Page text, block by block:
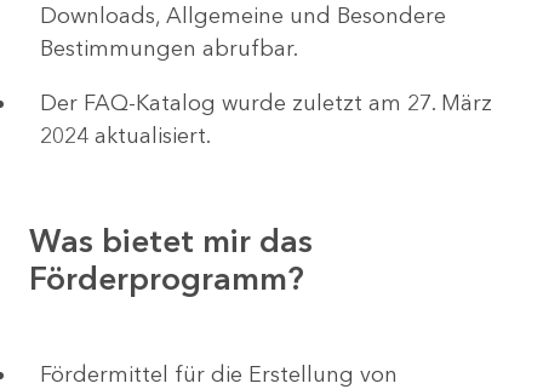
Downloads, Allgemeine und Besondere
Bestimmungen abrufbar.
Der FAQ-Katalog wurde zuletzt am 27. März
2024 aktualisiert.
Was bietet mir das
Förderprogramm?
Fördermittel für die Erstellung von